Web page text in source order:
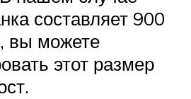
составляет 900
вы можете
этот размер